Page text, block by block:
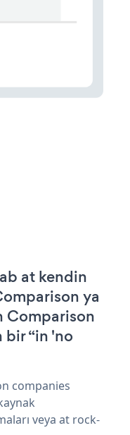
at kendin
ya
Comparison
“in 'no
companies
veya at rock-